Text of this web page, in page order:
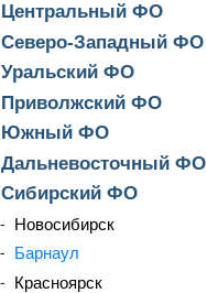
Центральный ФО
Северо-Западный ФО
Уральский ФО
Приволжский ФО
Южный ФО
Дальневосточный ФО
Сибирский ФО
Новосибирск
Барнаул
Красноярск